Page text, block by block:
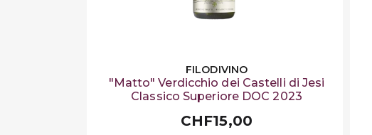
FILODIVINO
"Matto" Verdicchio dei Castelli di Jesi
Classico Superiore DOC 2023
CHF15,00